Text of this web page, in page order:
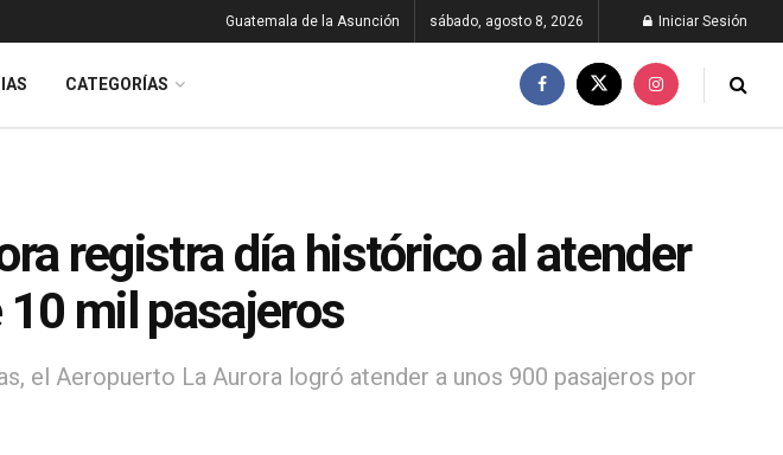
Guatemala de la Asunción sábado, agosto 8, 2026 Iniciar Sesión
CATEGORÍAS
registra día histórico al atender
mil pasajeros
el Aeropuerto La Aurora logró atender a unos 900 pasajeros por